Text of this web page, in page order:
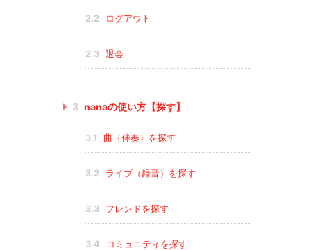
2.2 ログアウト
2.3 退会
3 nanaの使い方【探す】
3.1 曲（伴奏）を探す
3.2 ライブ（録音）を探す
3.3 フレンドを探す
3.4 コミュニティを探す